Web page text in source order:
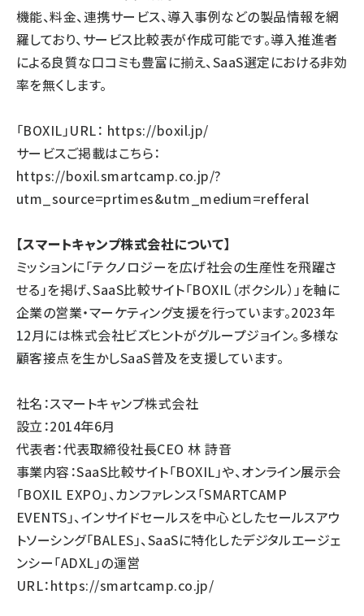
機能、料金、連携サービス、導入事例などの製品情報を網
羅しており、サービス比較表が作成可能です。導入推進者
による良質な口コミも豊富に揃え、SaaS選定における非効
率を無くします。
「BOXIL」URL： https://boxil.jp/
サービスご掲載はこちら：
https://boxil.smartcamp.co.jp/?
utm_source=prtimes&utm_medium=refferal
【スマートキャンプ株式会社について】
ミッションに「テクノロジーを広げ社会の生産性を飛躍さ
せる」を掲げ、SaaS比較サイト「BOXIL（ボクシル）」を軸に
企業の営業・マーケティング支援を行っています。2023年
12月には株式会社ビズヒントがグループジョイン。多様な
顧客接点を生かしSaaS普及を支援しています。
社名：スマートキャンプ株式会社
設立：2014年6月
代表者：代表取締役社長CEO 林 詩音
事業内容：SaaS比較サイト「BOXIL」や、オンライン展示会
「BOXIL EXPO」、カンファレンス「SMARTCAMP
EVENTS」、インサイドセールスを中心としたセールスアウ
トソーシング「BALES」、SaaSに特化したデジタルエージェ
ンシー「ADXL」の運営
URL：https://smartcamp.co.jp/